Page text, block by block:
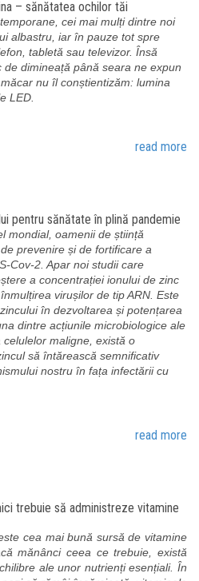
– sănătatea ochilor tăi
cei mai mulți dintre noi
albastru, iar în pauze tot spre
tabletă sau televizor. Însă
dimineață până seara ne expun
nu îl conștientizăm: lumina
LED.
read more
pentru sănătate în plină pandemie
mondial, oamenii de știință
prevenire și de fortificare a
Cov-2. Apar noi studii care
a concentrației ionului de zinc
virușilor de tip ARN. Este
în dezvoltarea și potențarea
dintre acțiunile microbiologice ale
maligne, există o
să întărească semnificativ
nostru în fața infectării cu
read more
trebuie să administreze vitamine
cea mai bună sursă de vitamine
mănânci ceea ce trebuie, există
ale unor nutrienți esențiali. În